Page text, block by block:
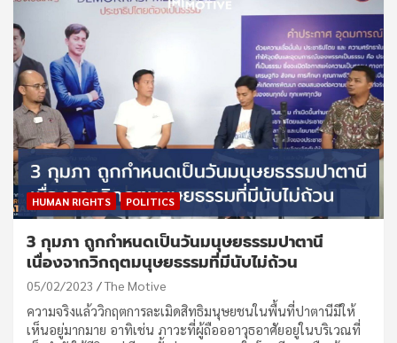
HUMAN RIGHTS POLITICS
3 กุมภา ถูกกำหนดเป็นวันมนุษยธรรมปาตานี
เนื่องจากวิกฤตมนุษยธรรมที่มีนับไม่ถ้วน
05/02/2023 The Motive
ความจริงแล้ววิกฤตการละเมิดสิทธิมนุษยชนในพื้นที่ปาตานีมีให้
เห็นอยู่มากมาย อาทิเช่น ภาวะที่ผู้ถือออาวุธอาศัยอยู่ในบริเวณที่